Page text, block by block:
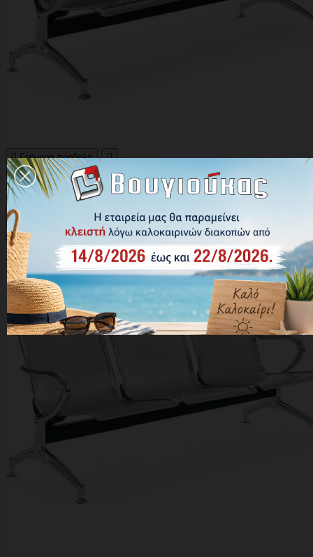
 Γρήγορη προβολή 
Καναπές αναμονής 2θέσιος Μεταλλικός 180x68x80εκ
Κωδικός: S02A
115,00 €
  

 Αγορά